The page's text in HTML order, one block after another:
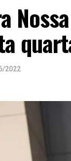
2022